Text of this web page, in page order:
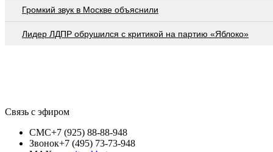
Громкий звук в Москве объяснили
Лидер ЛДПР обрушился с критикой на партию «Яблоко»
Связь с эфиром
СМС+7 (925) 88-88-948
Звонок+7 (495) 73-73-948